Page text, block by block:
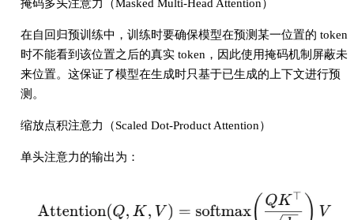
掩码多头注意力（Masked Multi-Head Attention）
在自回归预训练中，训练时要确保模型在预测某一位置的 token
时不能看到该位置之后的真实 token，因此使用掩码机制屏蔽未
来位置。这保证了模型在生成时只基于已生成的上下文进行预
测。
缩放点积注意力‌（Scaled Dot-Product Attention）
单头注意力的输出为：